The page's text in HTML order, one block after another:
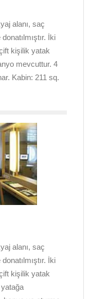
alanı, saç
İki
kişilik yatak
mevcuttur. 4
Kabin: 211 sq.
alanı, saç
İki
kişilik yatak